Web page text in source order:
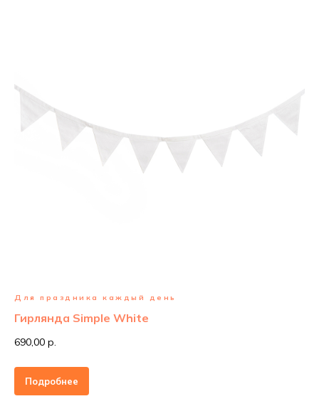
Для праздника каждый день
Гирлянда Simple White
690,00 р.
Подробнее